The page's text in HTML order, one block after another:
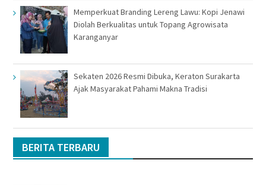
Memperkuat Branding Lereng Lawu: Kopi Jenawi
Diolah Berkualitas untuk Topang Agrowisata
Karanganyar
Sekaten 2026 Resmi Dibuka, Keraton Surakarta
Ajak Masyarakat Pahami Makna Tradisi
BERITA TERBARU